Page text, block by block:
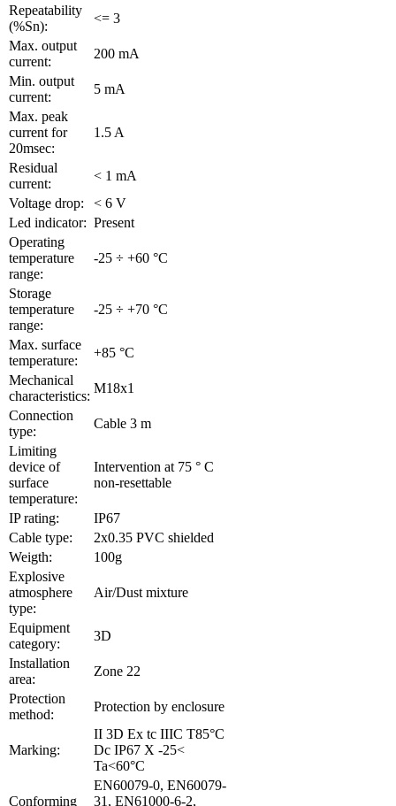
Repeatability
(%Sn):
<= 3
Max. output
current:
200 mA
Min. output
current:
5 mA
Max. peak
current for
20msec:
1.5 A
Residual
current:
< 1 mA
Voltage drop:
< 6 V
Led indicator: Present
Operating
temperature
range:
-25 ÷ +60 °C
Storage
temperature
range:
-25 ÷ +70 °C
Max. surface
temperature:
+85 °C
Mechanical
characteristics:
M18x1
Connection
type:
Cable 3 m
Limiting
device of
surface
temperature:
Intervention at 75 ° C
non-resettable
IP rating:
IP67
Cable type:
2x0.35 PVC shielded
Weigth:
100g
Explosive
atmosphere
type:
Air/Dust mixture
Equipment
category:
3D
Installation
area:
Zone 22
Protection
method:
Protection by enclosure
Marking:
II 3D Ex tc IIIC T85°C
Dc IP67 X -25<
Ta<60°C
Conforming
EN60079-0, EN60079-
31, EN61000-6-2,